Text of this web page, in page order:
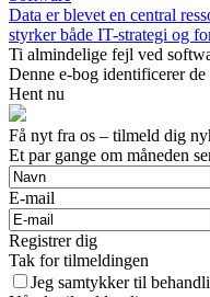
Data er blevet en central
styrker både IT-strategi og
Ti almindelige fejl ved
Denne e-bog identificerer
Hent nu
Få nyt fra os – tilmeld dig
Et par gange om måneden
E-mail
Registrer dig
Tak for tilmeldingen
Jeg samtykker til